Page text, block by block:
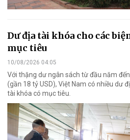
Dư địa tài khóa cho các
mục tiêu
10/08/2026 04:05
Với thặng dư ngân sách từ đầu năm
(gần 18 tỷ USD), Việt Nam có nhiều dư
tài khóa có mục tiêu.